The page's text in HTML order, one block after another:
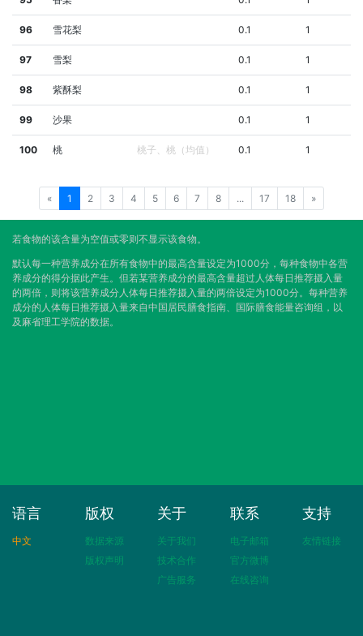
96 雪花梨 0.1 1
97 雪梨 0.1 1
98 紫酥梨 0.1 1
99 沙果 0.1 1
100 桃 桃子、桃（均值） 0.1 1
« 1 2 3 4 5 6 7 8 ... 17 18 »
若食物的该含量为空值或零则不显示该食物。
默认每一种营养成分在所有食物中的最高含量设定为1000分，每种食物中各营
养成分的得分据此产生。但若某营养成分的最高含量超过人体每日推荐摄入量
的两倍，则将该营养成分人体每日推荐摄入量的两倍设定为1000分。每种营养
成分的人体每日推荐摄入量来自中国居民膳食指南、国际膳食能量咨询组，以
及麻省理工学院的数据。
语言
中文
版权
数据来源
版权声明
关于
关于我们
技术合作
广告服务
联系
电子邮箱
官方微博
在线咨询
支持
友情链接